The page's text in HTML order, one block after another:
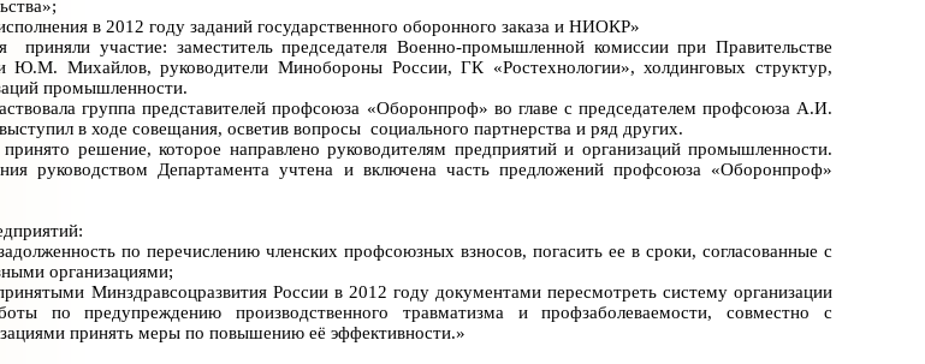
в 2012 году заданий государственного оборонного заказа и НИОКР»
участие: заместитель председателя Военно-промышленной комиссии при Правительстве
Ю.М. Михайлов, руководители Минобороны России, ГК «Ростехнологии», холдинговых структур,
промышленности.
группа представителей профсоюза «Оборонпроф» во главе с председателем профсоюза А.И.
в ходе совещания, осветив вопросы социального партнерства и ряд других.
решение, которое направлено руководителям предприятий и организаций промышленности.
руководством Департамента учтена и включена часть предложений профсоюза «Оборонпроф»
по перечислению членских профсоюзных взносов, погасить ее в сроки, согласованные с
организациями;
Минздравсоцразвития России в 2012 году документами пересмотреть систему организации
по предупреждению производственного травматизма и профзаболеваемости, совместно с
принять меры по повышению её эффективности.»